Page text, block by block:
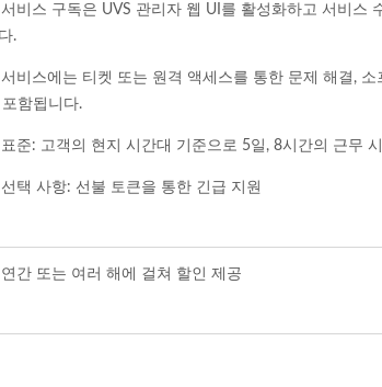
서비스 구독은 UVS 관리자 웹 UI를 활성화하고 서비스
.
서비스에는 티켓 또는 원격 액세스를 통한 문제 해결,
포함됩니다.
표준: 고객의 현지 시간대 기준으로 5일, 8시간의 근무
선택 사항: 선불 토큰을 통한 긴급 지원
연간 또는 여러 해에 걸쳐 할인 제공